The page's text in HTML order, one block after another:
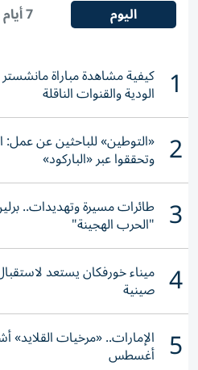
اليوم 7 أيام
1 كيفية مشاهدة مباراة
الودية والقنوات الناقلة
2 «التوطين» للباحثين عن
وتحققوا عبر «الباركود»
3 طائرات مسيرة وتهديدات..
"الحرب الهجينة"
4 ميناء خورفكان يستعد
صينية
5 أغسطس